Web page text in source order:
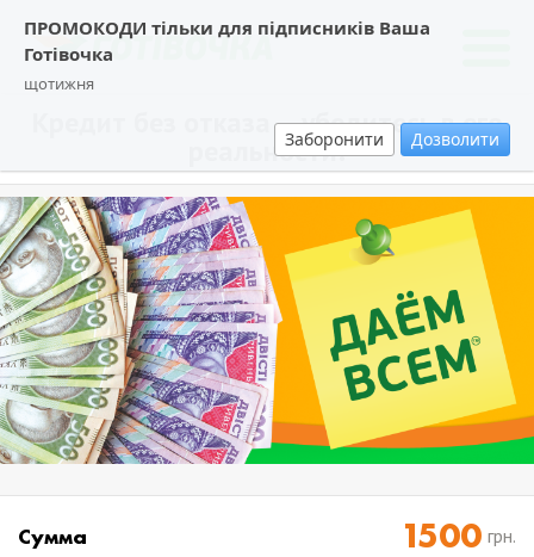
ПРОМОКОДИ тільки для підписників Ваша
Готівочка
щотижня
Заборонити Дозволити
Кредит без отказа – убедитесь в его
реальности!
Cумма грн.